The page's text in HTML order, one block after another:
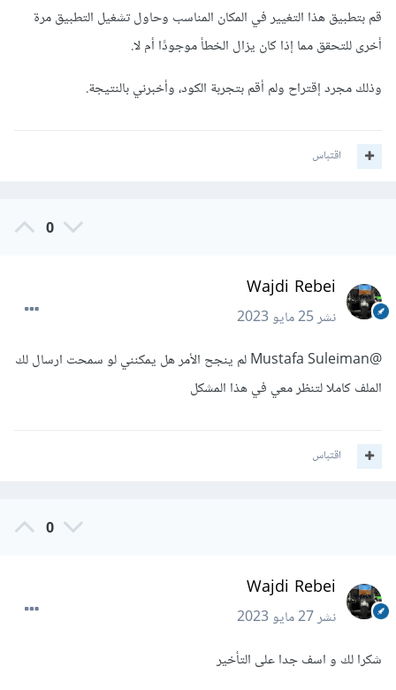
قم بتطبيق هذا التغيير في المكان المناسب وحاول تشغيل التطبيق مرة
أخرى للتحقق مما إذا كان يزال الخطأ موجودًا أم لا.
وذلك مجرد إقتراح ولم أقم بتجربة الكود، وأخبرني بالنتيجة.
اقتباس
0
Wajdi Rebei
نشر25 مايو 2023
@Mustafa Suleiman
لم ينجح الأمر هل يمكنني لو سمحت ارسال لك
الملف كاملا لتنظر معي في هذا المشكل
اقتباس
0
Wajdi Rebei
نشر27 مايو 2023
شكرا لك و اسف جدا على التأخير